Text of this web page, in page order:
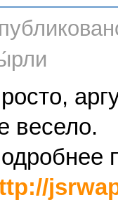
весело.